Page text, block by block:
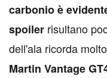
carbonio è
spoiler risultano
dell'ala ricorda
Martin Vantage